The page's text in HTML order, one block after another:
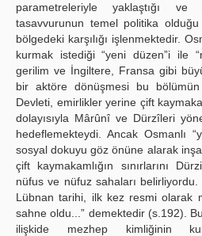
parametreleriyle yaklaştığı
tasavvurunun temel politika olduğu
bölgedeki karşılığı işlenmektedir.
kurmak istediği “yeni düzen”i ile
gerilim ve İngiltere, Fransa gibi
bir aktöre dönüşmesi bu bölümün
Devleti, emirlikler yerine çift
dolayısıyla Mârûnî ve Dürzîleri
hedeflemekteydi. Ancak Osmanlı
sosyal dokuyu göz önüne alarak inşa
çift kaymakamlığın sınırlarını
nüfus ve nüfuz sahaları belirliyordu.
Lübnan tarihi, ilk kez resmi olarak
sahne oldu...” demektedir (s.192).
ilişkide mezhep kimliğinin